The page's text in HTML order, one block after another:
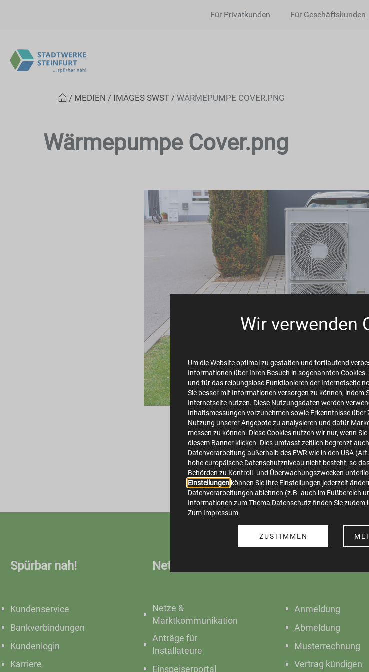
Wir verwenden
Um die Website optimal zu gestalten und fortlaufend
Informationen über Ihren Besuch in sogenannten
und für das reibungslose Funktionieren der Internetseite
Sie besser mit Informationen versorgen zu können, indem
Internetseite nutzen. Diese Nutzungsdaten werden
Inhaltsmessungen vorzunehmen sowie Erkenntnisse über
Nutzung unserer Angebote zu analysieren und dafür
messen zu können. Diese Cookies nutzen wir nur, wenn
diesem Banner klicken. Dies umfasst zeitlich begrenzt
Datenverarbeitung außerhalb des EWR wie in den USA
hohe europäische Datenschutzniveau nicht besteht, so
Behörden zu Kontroll- und Überwachungszwecken
Einstellungen können Sie Ihre Einstellungen jederzeit
Datenverarbeitungen ablehnen (z.B. auch im Fußbereich
Informationen zum Thema Datenschutz finden Sie zudem
Zum Impressum.
ZUSTIMMEN
Für Privatkunden Für Geschäftskunden
MEDIEN IMAGES SWST WÄRMEPUMPE COVER.PNG
Wärmepumpe Cover.png
Wärmepumpe
image/png 1640x924
Herunterladen Bild in voller
Spürbar nah!
Kundenservice
Bankverbindungen
Kundenlogin
Karriere
Netze
Netze &
Marktkommunikation
Anträge für
Installateure
Einspeiserportal
Anmeldung
Abmeldung
Musterrechnung
Vertrag kündigen